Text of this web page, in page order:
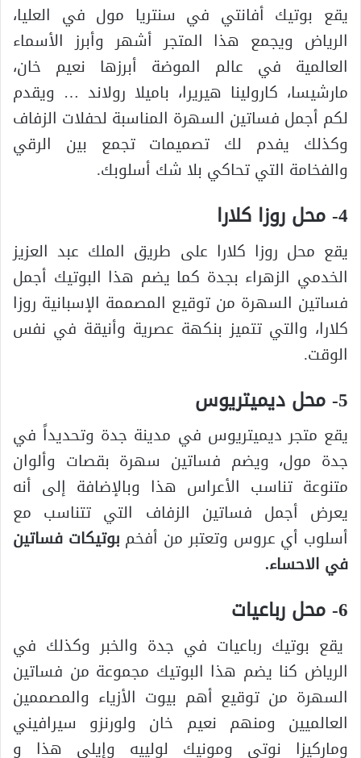
يقع بوتيك أفانتي في سنتريا مول في العليا،
الرياض ويجمع هذا المتجر أشهر وأبرز الأسماء
العالمية في عالم الموضة أبرزها نعيم خان،
مارشيسا، كارولينا هيريرا، باميلا رولاند … ويقدم
لكم أجمل فساتين السهرة المناسبة لحفلات الزفاف
وكذلك يفدم لك تصميمات تجمع بين الرقي
والفخامة التي تحاكي بلا شك أسلوبك.
4- محل روزا كلارا
يقع محل روزا كلارا على طريق الملك عبد العزيز
الخدمي الزهراء بجدة كما يضم هذا البوتيك أجمل
فساتين السهرة من توقيع المصممة الإسبانية روزا
كلارا، والتي تتميز بنكهة عصرية وأنيقة في نفس
الوقت.
5- محل ديميتريوس
يقع متجر ديميتريوس في مدينة جدة وتحديداً في
جدة مول، ويضم فساتين سهرة بقصات وألوان
متنوعة تناسب الأعراس هذا وبالإضافة إلى أنه
يعرض أجمل فساتين الزفاف التي تتناسب مع
أسلوب أي عروس وتعتبر من أفخم بوتيكات فساتين
في الاحساء.
6- محل رباعيات
يقع بوتيك رباعيات في جدة والخبر وكذلك في
الرياض كنا يضم هذا البوتيك مجموعة من فساتين
السهرة من توقيع أهم بيوت الأزياء والمصممين
العالميين ومنهم نعيم خان ولورنزو سيرافيني
وماركيزا نوتي ومونيك لولييه وإيلي هذا و